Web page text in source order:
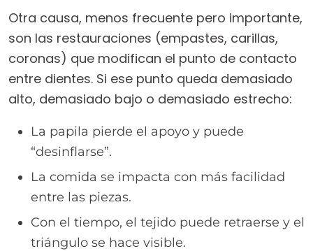
Otra causa, menos frecuente pero importante,
son las restauraciones (empastes, carillas,
coronas) que modifican el punto de contacto
entre dientes. Si ese punto queda demasiado
alto, demasiado bajo o demasiado estrecho:
La papila pierde el apoyo y puede
“desinflarse”.
La comida se impacta con más facilidad
entre las piezas.
Con el tiempo, el tejido puede retraerse y el
triángulo se hace visible.